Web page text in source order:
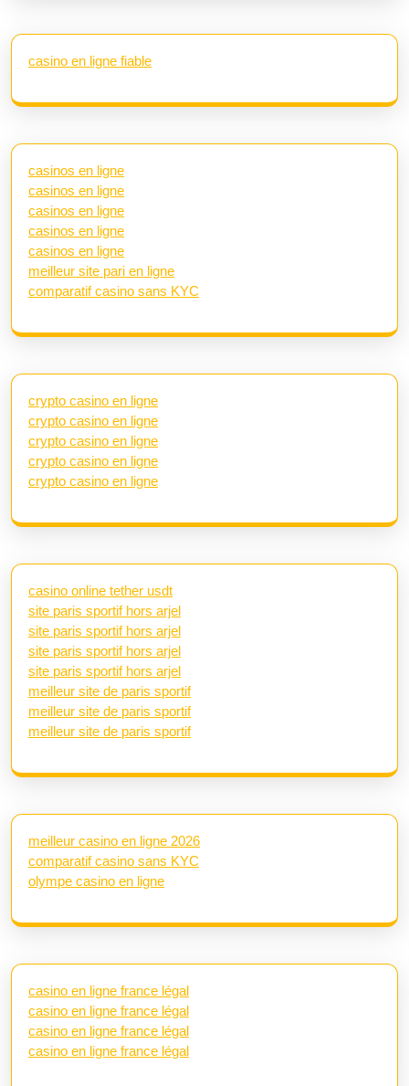
casino en ligne fiable
casinos en ligne
casinos en ligne
casinos en ligne
casinos en ligne
casinos en ligne
meilleur site pari en ligne
comparatif casino sans KYC
crypto casino en ligne
crypto casino en ligne
crypto casino en ligne
crypto casino en ligne
crypto casino en ligne
casino online tether usdt
site paris sportif hors arjel
site paris sportif hors arjel
site paris sportif hors arjel
site paris sportif hors arjel
meilleur site de paris sportif
meilleur site de paris sportif
meilleur site de paris sportif
meilleur casino en ligne 2026
comparatif casino sans KYC
olympe casino en ligne
casino en ligne france légal
casino en ligne france légal
casino en ligne france légal
casino en ligne france légal